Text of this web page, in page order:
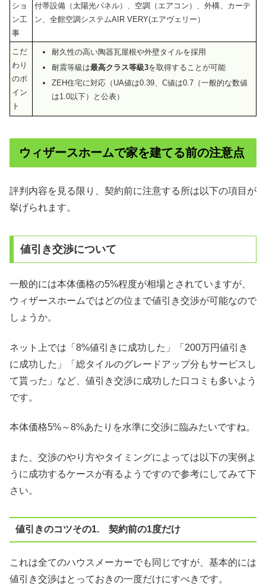
ショ
ン工
事
付帯設備（太陽光パネル）、空調（エアコン）、外構、カーテ
ン、全館空調システムAIR VERY(エアヴェリー）
こだ
わり
のポ
イン
ト
耐久性の高い陶器瓦屋根や外壁タイルを採用
耐震等級は最高クラス等級3を取得することが可能
ZEH住宅に対応（UA値は0.39、C値は0.7（一般的な数値
は1.0以下）と公表）
ウィザースホームで家を建てる前の注意点
評判内容を見る限り、契約前に注意する所は以下の項目が
挙げられます。
値引き交渉について
一般的には本体価格の5%程度が相場とされていますが、
ウィザースホームではどの位まで値引き交渉が可能なので
しょうか。
ネット上では「8%値引きに成功した」「200万円値引き
に成功した」「総タイルのグレードアップ分もサービスし
て貰った」など、値引き交渉に成功した口コミも多いよう
です。
本体価格5%～8%あたりを水準に交渉に臨みたいですね。
また、交渉のやり方やタイミングによっては以下の実例よ
うに成功するケースが有るようですので参考にしてみて下
さい。
値引きのコツその1. 契約前の1度だけ
これは全てのハウスメーカーでも同じですが、基本的には
値引き交渉はとっておきの一度だけにすべきです。